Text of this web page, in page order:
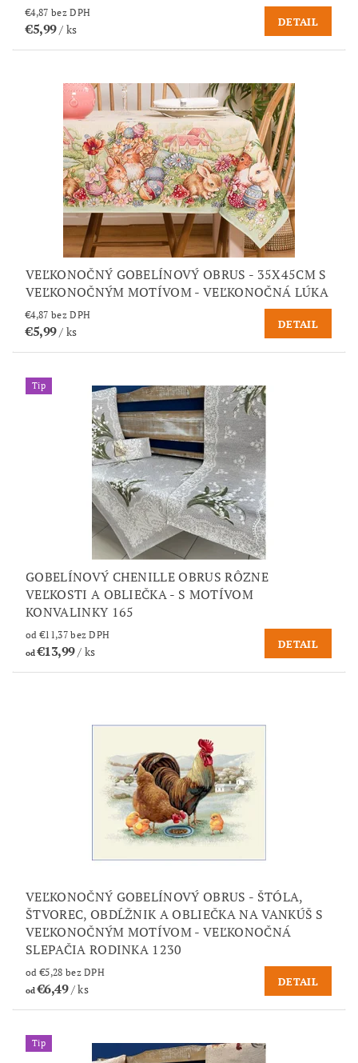
€4,87 bez DPH
€5,99/ ks
DETAIL
VEĽKONOČNÝ GOBELÍNOVÝ OBRUS - 35X45CM S
VEĽKONOČNÝM MOTÍVOM - VEĽKONOČNÁ LÚKA
€4,87 bez DPH
€5,99/ ks
DETAIL
Tip
GOBELÍNOVÝ CHENILLE OBRUS RÔZNE
VEĽKOSTI A OBLIEČKA - S MOTÍVOM
KONVALINKY 165
od €11,37 bez DPH
od€13,99/ ks
DETAIL
VEĽKONOČNÝ GOBELÍNOVÝ OBRUS - ŠTÓLA,
ŠTVOREC, OBDĹŽNIK A OBLIEČKA NA VANKÚŠ S
VEĽKONOČNÝM MOTÍVOM - VEĽKONOČNÁ
SLEPAČIA RODINKA 1230
od €5,28 bez DPH
od€6,49/ ks
DETAIL
Tip